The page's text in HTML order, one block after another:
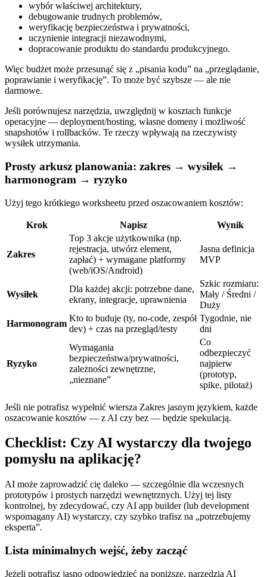
wybór właściwej architektury,
debugowanie trudnych problemów,
weryfikację bezpieczeństwa i prywatności,
uczynienie integracji niezawodnymi,
dopracowanie produktu do standardu produkcyjnego.
Więc budżet może przesunąć się z „pisania kodu” na „przeglądanie,
poprawianie i weryfikację”. To może być szybsze — ale nie
darmowe.
Jeśli porównujesz narzędzia, uwzględnij w kosztach funkcje
operacyjne — deployment/hosting, własne domeny i możliwość
snapshotów i rollbacków. Te rzeczy wpływają na rzeczywisty
wysiłek utrzymania.
Prosty arkusz planowania: zakres → wysiłek →
harmonogram → ryzyko
Użyj tego krótkiego worksheetu przed oszacowaniem kosztów:
Krok Napisz Wynik
Zakres
Top 3 akcje użytkownika (np.
rejestracja, utwórz element,
zapłać) + wymagane platformy
(web/iOS/Android)
Jasna definicja
MVP
Wysiłek
Dla każdej akcji: potrzebne dane,
ekrany, integracje, uprawnienia
Szkic rozmiaru:
Mały / Średni /
Duży
Harmonogram
Kto to buduje (ty, no‑code, zespół
dev) + czas na przegląd/testy
Tygodnie, nie
dni
Ryzyko
Wymagania
bezpieczeństwa/prywatności,
zależności zewnętrzne,
„nieznane”
Co
odbezpieczyć
najpierw
(prototyp,
spike, pilotaż)
Jeśli nie potrafisz wypełnić wiersza Zakres jasnym językiem, każde
oszacowanie kosztów — z AI czy bez — będzie spekulacją.
Checklist: Czy AI wystarczy dla twojego
pomysłu na aplikację?
AI może zaprowadzić cię daleko — szczególnie dla wczesnych
prototypów i prostych narzędzi wewnętrznych. Użyj tej listy
kontrolnej, by zdecydować, czy AI app builder (lub development
wspomagany AI) wystarczy, czy szybko trafisz na „potrzebujemy
eksperta”.
Lista minimalnych wejść, żeby zacząć
Jeżeli potrafisz jasno odpowiedzieć na poniższe, narzędzia AI